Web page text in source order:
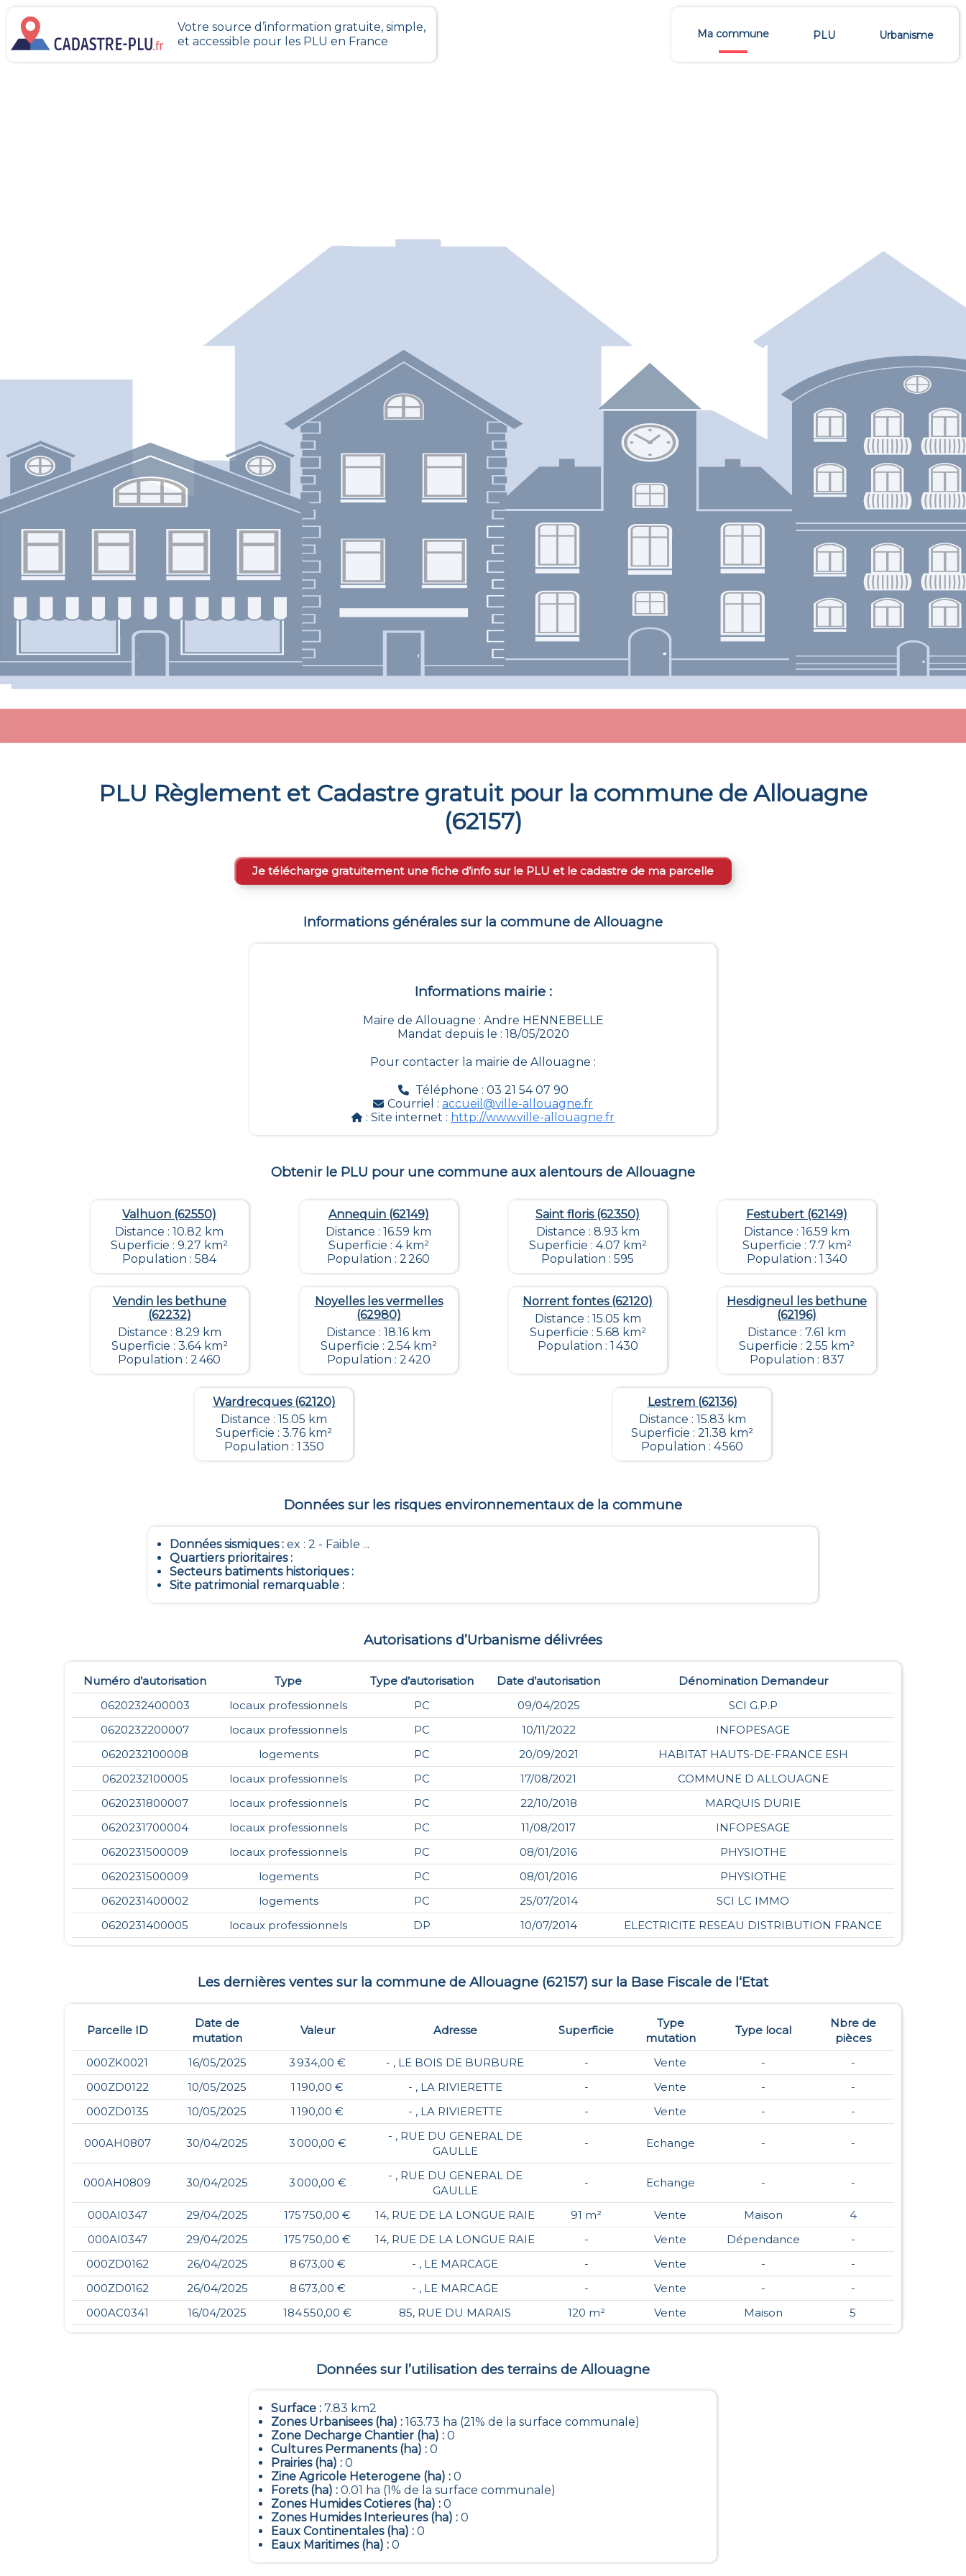
Votre source d’information gratuite, simple,
et accessible pour les PLU en France
Ma commune PLU Urbanisme
PLU Règlement et Cadastre gratuit pour la commune deAllouagne
(62157)
Je télécharge gratuitement une fiche d’info sur le PLU et le cadastre de ma parcelle
Informations générales sur la commune de Allouagne
Informations mairie :
Maire de Allouagne : Andre HENNEBELLE
Mandat depuis le : 18/05/2020
Pour contacter la mairie de Allouagne :
Téléphone : 03 21 54 07 90
Courriel : accueil@ville-allouagne.fr
: Site internet : http://www.ville-allouagne.fr
Obtenir le PLU pour une commune aux alentours de Allouagne
Valhuon (62550)
Distance : 10.82 km
Superficie : 9.27 km²
Population : 584
Annequin (62149)
Distance : 16.59 km
Superficie : 4 km²
Population : 2 260
Saint floris (62350)
Distance : 8.93 km
Superficie : 4.07 km²
Population : 595
Festubert (62149)
Distance : 16.59 km
Superficie : 7.7 km²
Population : 1 340
Vendin les bethune
(62232)
Distance : 8.29 km
Superficie : 3.64 km²
Population : 2 460
Noyelles les vermelles
(62980)
Distance : 18.16 km
Superficie : 2.54 km²
Population : 2 420
Norrent fontes (62120)
Distance : 15.05 km
Superficie : 5.68 km²
Population : 1 430
Hesdigneul les bethune
(62196)
Distance : 7.61 km
Superficie : 2.55 km²
Population : 837
Wardrecques (62120)
Distance : 15.05 km
Superficie : 3.76 km²
Population : 1 350
Lestrem (62136)
Distance : 15.83 km
Superficie : 21.38 km²
Population : 4 560
Données sur les risques environnementaux de la commune
Données sismiques:ex : 2 - Faible ...
Quartiers prioritaires:
Secteurs batiments historiques:
Site patrimonial remarquable :
Autorisations d’Urbanisme délivrées
Numéro d’autorisation Type Type d’autorisation Date d’autorisation
Dénomination Demandeur
0620232400003
locaux professionnels PC 09/04/2025
SCI G.P.P
0620232200007
locaux professionnels PC 10/11/2022
INFOPESAGE
0620232100008
logements PC 20/09/2021
HABITAT HAUTS-DE-FRANCE ESH
0620232100005
locaux professionnels PC 17/08/2021
COMMUNE D ALLOUAGNE
0620231800007
locaux professionnels PC 22/10/2018
MARQUIS DURIE
0620231700004
locaux professionnels PC 11/08/2017
INFOPESAGE
0620231500009
locaux professionnels PC 08/01/2016
PHYSIOTHE
0620231500009
logements PC 08/01/2016
PHYSIOTHE
0620231400002
logements PC 25/07/2014
SCI LC IMMO
0620231400005
locaux professionnels DP 10/07/2014 ELECTRICITE RESEAU DISTRIBUTION FRANCE
Les dernières ventes sur la commune de Allouagne (62157) sur la Base Fiscale de l‘Etat
Parcelle ID
Date de
mutation
Valeur Adresse Superficie
Type
mutation
Type local
Nbre de
pièces
000ZK0021
16/05/2025 3 934,00 € - , LE BOIS DE BURBURE - Vente -
-
000ZD0122
10/05/2025 1 190,00 € - , LA RIVIERETTE - Vente -
-
000ZD0135
10/05/2025 1 190,00 € - , LA RIVIERETTE - Vente - -
000AH0807 30/04/2025 3 000,00 €
- , RUE DU GENERAL DE
GAULLE
- Echange - -
000AH0809 30/04/2025 3 000,00 €
- , RUE DU GENERAL DE
GAULLE
- Echange - -
000AI0347 29/04/2025 175 750,00 € 14, RUE DE LA LONGUE RAIE 91 m² Vente Maison
4
000AI0347
29/04/2025 175 750,00 € 14, RUE DE LA LONGUE RAIE - Vente Dépendance
-
000ZD0162
26/04/2025 8 673,00 € - , LE MARCAGE - Vente -
-
000ZD0162
26/04/2025 8 673,00 € - , LE MARCAGE - Vente -
-
000AC0341
16/04/2025 184 550,00 € 85, RUE DU MARAIS 120 m² Vente Maison 5
Données sur l’utilisation des terrains de Allouagne
Surface : 7.83 km2
Zones Urbanisees (ha) : 163.73 ha (21% de la surface communale)
Zone Decharge Chantier (ha) : 0
Cultures Permanents (ha) : 0
Prairies (ha) : 0
Zine Agricole Heterogene (ha) : 0
Forets (ha) : 0.01 ha (1% de la surface communale)
Zones Humides Cotieres (ha) : 0
Zones Humides Interieures (ha) : 0
Eaux Continentales (ha) : 0
Eaux Maritimes (ha) : 0